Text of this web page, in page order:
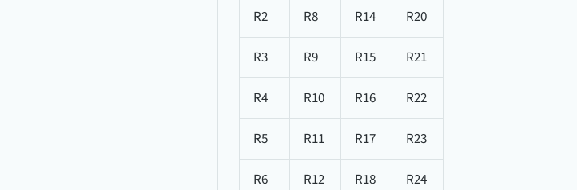
R2 R8 R14 R20
R3 R9 R15 R21
R4 R10 R16 R22
R5 R11 R17 R23
R6 R12 R18 R24